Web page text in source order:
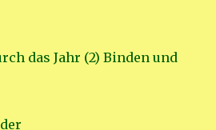
das Jahr (2) Binden und